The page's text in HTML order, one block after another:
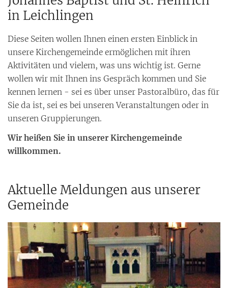
in Leichlingen
Diese Seiten wollen Ihnen einen ersten Einblick in
unsere Kirchengemeinde ermöglichen mit ihren
Aktivitäten und vielem, was uns wichtig ist. Gerne
wollen wir mit Ihnen ins Gespräch kommen und Sie
kennen lernen - sei es über unser Pastoralbüro, das für
Sie da ist, sei es bei unseren Veranstaltungen oder in
unseren Gruppierungen.
Wir heißen Sie in unserer Kirchengemeinde
willkommen.
Aktuelle Meldungen aus unserer
Gemeinde